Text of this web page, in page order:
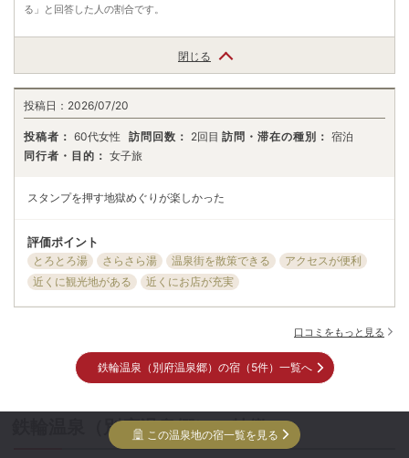
この温泉地の宿一覧を見る
る」と回答した人の割合です。
閉じる
投稿日： 2026/07/20
投稿者： 60代女性 訪問回数： 2回目 訪問・滞在の種別： 宿泊
同行者・目的： 女子旅
スタンプを押す地獄めぐりが楽しかった
評価ポイント
とろとろ湯 さらさら湯 温泉街を散策できる
アクセスが便利
近くに観光地がある
近くにお店が充実
口コミをもっと見る
鉄輪温泉（別府温泉郷）の宿（5件）一覧へ
鉄輪温泉（別府温泉郷）の特徴